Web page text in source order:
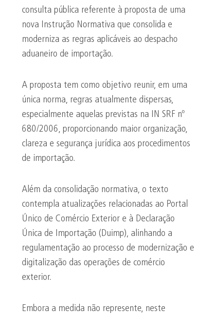
consulta pública referente à proposta de uma
nova Instrução Normativa que consolida e
moderniza as regras aplicáveis ao despacho
aduaneiro de importação.
A proposta tem como objetivo reunir, em uma
única norma, regras atualmente dispersas,
especialmente aquelas previstas na IN SRF nº
680/2006, proporcionando maior organização,
clareza e segurança jurídica aos procedimentos
de importação.
Além da consolidação normativa, o texto
contempla atualizações relacionadas ao Portal
Único de Comércio Exterior e à Declaração
Única de Importação (Duimp), alinhando a
regulamentação ao processo de modernização e
digitalização das operações de comércio
exterior.
Embora a medida não represente, neste